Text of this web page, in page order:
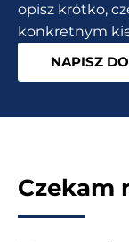
tylko
[Allegro,
PrestaShop,
opisz krótko,
konkretnym
NAPISZ
Czekam